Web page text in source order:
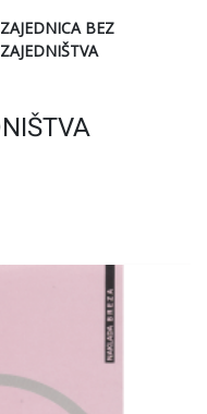
ZAJEDNICA BEZ
ZAJEDNIŠTVA